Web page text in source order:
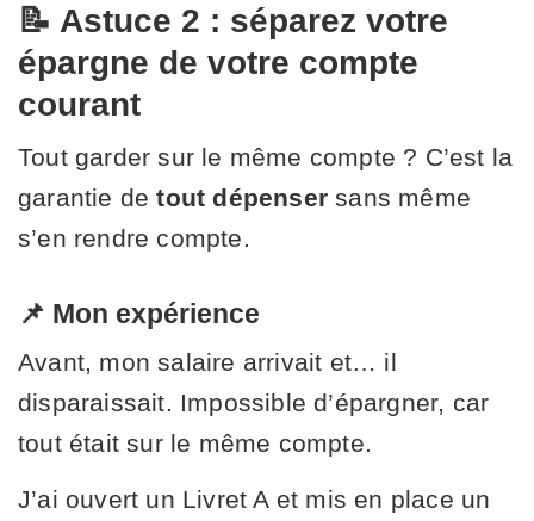
📝 Astuce 2 : séparez votre
épargne de votre compte
courant
Tout garder sur le même compte ? C’est la
garantie detout dépenser sans même
s’en rendre compte.
📌 Mon expérience
Avant, mon salaire arrivait et… il
disparaissait. Impossible d’épargner, car
tout était sur le même compte.
J’ai ouvert un Livret A et mis en place un